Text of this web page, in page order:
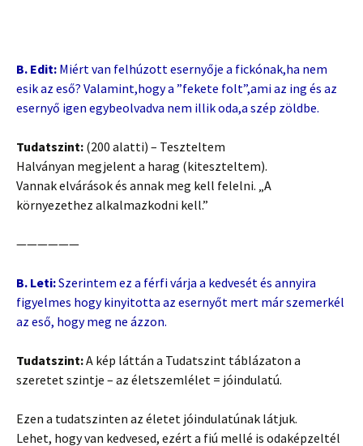
B. Edit: Miért van felhúzott esernyője a fickónak,ha nem
esik az eső? Valamint,hogy a ”fekete folt”,ami az ing és az
esernyő igen egybeolvadva nem illik oda,a szép zöldbe.
Tudatszint: (200 alatti) – Teszteltem
Halványan megjelent a harag (kiteszteltem).
Vannak elvárások és annak meg kell felelni. „A
környezethez alkalmazkodni kell.”
——————
B. Leti:Szerintem ez a férfi várja a kedvesét és annyira
figyelmes hogy kinyitotta az esernyőt mert már szemerkél
az eső, hogy meg ne ázzon.
Tudatszint:A kép láttán a Tudatszint táblázaton a
szeretet szintje – az életszemlélet = jóindulatú.
Ezen a tudatszinten az életet jóindulatúnak látjuk.
Lehet, hogy van kedvesed, ezért a fiú mellé is odaképzeltél